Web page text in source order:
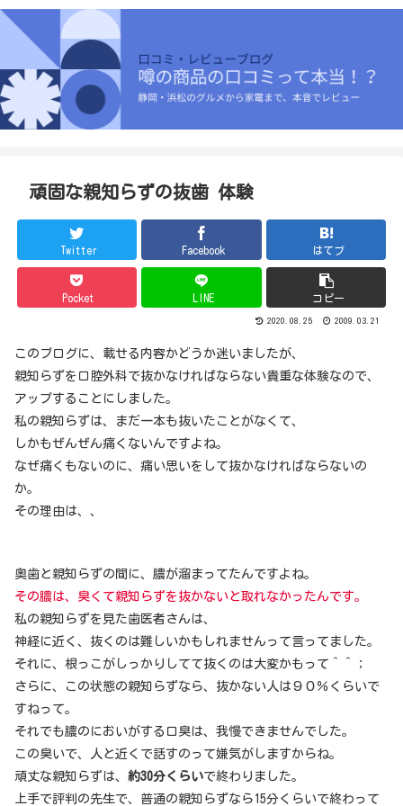
頑固な親知らずの抜歯 体験
Twitter Facebook はてブ
Pocket LINE コピー
2020.08.25 2009.03.21
このブログに、載せる内容かどうか迷いましたが、
親知らずを口腔外科で抜かなければならない貴重な体験なので、
アップすることにしました。
私の親知らずは、まだ一本も抜いたことがなくて、
しかもぜんぜん痛くないんですよね。
なぜ痛くもないのに、痛い思いをして抜かなければならないの
か。
その理由は、、
奥歯と親知らずの間に、膿が溜まってたんですよね。
その膿は、臭くて親知らずを抜かないと取れなかったんです。
私の親知らずを見た歯医者さんは、
神経に近く、抜くのは難しいかもしれませんって言ってました。
それに、根っこがしっかりしてて抜くのは大変かもって＾＾；
さらに、この状態の親知らずなら、抜かない人は９０％くらいで
すねって。
それでも膿のにおいがする口臭は、我慢できませんでした。
この臭いで、人と近くで話すのって嫌気がしますからね。
頑丈な親知らずは、 約30分くらいで終わりました。
上手で評判の先生で、普通の親知らずなら15分くらいで終わって